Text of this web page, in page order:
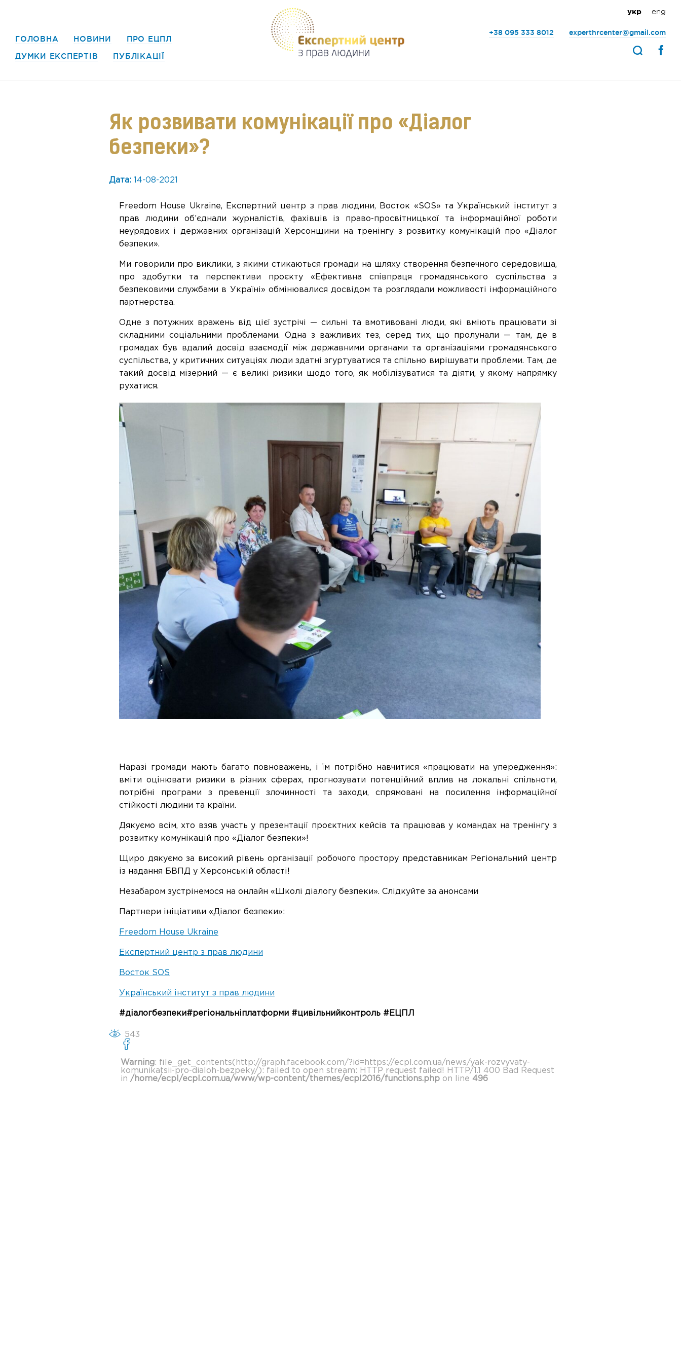
ГОЛОВНА НОВИНИ
ПРО ЕЦПЛ
ДУМКИ ЕКСПЕРТІВ
ПУБЛІКАЦІЇ
+38 095 333 8012 experthrcenter@gmail.com
укр eng
Як розвивати комунікації про «Діалог
безпеки»?
Дата:14-08-2021
Freedom House Ukraine, Експертний центр з прав людини, Восток «SOS» та Український інститут з
прав людини об’єднали журналістів, фахівців із право-просвітницької та інформаційної роботи
неурядових і державних організацій Херсонщини на тренінгу з розвитку комунікацій про «Діалог
безпеки».
Ми говорили про виклики, з якими стикаються громади на шляху створення безпечногосередовища,
про здобутки та перспективи проєкту «Ефективна співпраця громадянського суспільстваз
безпековими службами в Україні» обмінювалися досвідом та розглядали можливості інформаційного
партнерства.
Одне з потужних вражень від цієї зустрічі — сильні та вмотивовані люди, які вміють працювати зі
складними соціальними проблемами. Одна з важливих тез, серед тих, що пролунали — там, де в
громадах був вдалий досвід взаємодії між державними органами та організаціями громадянського
суспільства, у критичних ситуаціях люди здатнізгуртуватися та спільно вирішувати проблеми. Там, де
такий досвід мізерний — є великі ризики щодо того, як мобілізуватися та діяти, у якому напрямку
рухатися.
Наразі громади мають багато повноважень, і їм потрібно навчитися «працювати на упередження»:
вміти оцінювати ризики в різних сферах, прогнозувати потенційний вплив на локальні спільноти,
потрібні програми з превенції злочинності та заходи, спрямовані на посилення інформаційної
стійкості людини та країни.
Дякуємо всім, хто взяв участь у презентації проєктних кейсів та працював у командах на тренінгу з
розвитку комунікацій про «Діалог безпеки»!
Щиро дякуємо за високий рівень організації робочого простору представникам Регіональний центр
із надання БВПД у Херсонській області!
Незабаром зустрінемося на онлайн «Школі діалогу безпеки». Слідкуйте за анонсами
Партнери ініціативи «Діалог безпеки»:
Freedom House Ukraine
Експертний центр з прав людини
Восток SOS
Український інститут з прав людини
#діалогбезпеки#регіональніплатформи #цивільнийконтроль #ЕЦПЛ
543
Warning: file_get_contents(http://graph.facebook.com/?id=https://ecpl.com.ua/news/yak-rozvyvaty-
komunikatsii-pro-dialoh-bezpeky/): failed to open stream: HTTP request failed! HTTP/1.1 400 Bad Request
in /home/ecpl/ecpl.com.ua/www/wp-content/themes/ecpl2016/functions.phpon line 496